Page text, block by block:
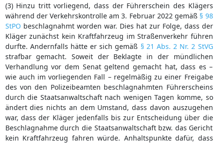
(3) Hinzu tritt vorliegend, dass der Führerschein des Klägers
während der Verkehrskontrolle am 3. Februar 2022 gemäß § 98
StPO beschlagnahmt worden war. Dies hat zur Folge, dass der
Kläger zunächst kein Kraftfahrzeug im Straßenverkehr führen
durfte. Andernfalls hätte er sich gemäß § 21 Abs. 2 Nr. 2 StVG
strafbar gemacht. Soweit der Beklagte in der mündlichen
Verhandlung vor dem Senat geltend gemacht hat, dass es –
wie auch im vorliegenden Fall – regelmäßig zu einer Freigabe
des von den Polizeibeamten beschlagnahmten Führerscheins
durch die Staatsanwaltschaft nach wenigen Tagen komme, so
ändert dies nichts an dem Umstand, dass davon auszugehen
war, dass der Kläger jedenfalls bis zur Entscheidung über die
Beschlagnahme durch die Staatsanwaltschaft bzw. das Gericht
kein Kraftfahrzeug fahren würde. Anhaltspunkte dafür, dass